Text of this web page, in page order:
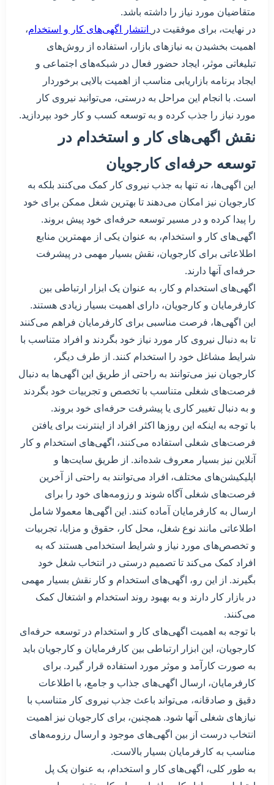
متقاضیان مورد نیاز را داشته باشد.
در نهایت، برای موفقیت در
انتشار اگهی‌های کار و استخدام،
اهمیت بخشیدن به نیازهای بازار، استفاده از روش‌های
تبلیغاتی موثر، ایجاد حضور فعال در شبکه‌های اجتماعی و
ایجاد برنامه بازاریابی مناسب از اهمیت بالایی برخوردار
است. با انجام این مراحل به درستی، می‌توانید نیروی کار
مورد نیاز را جذب کرده و به توسعه کسب و کار خود بپردازید.
نقش اگهی‌های کار و استخدام در
توسعه حرفه‌ای کارجویان
این اگهی‌ها، نه تنها به جذب نیروی کار کمک می‌کنند بلکه به
کارجویان نیز امکان می‌دهند تا بهترین شغل ممکن برای خود
را پیدا کرده و در مسیر توسعه حرفه‌ای خود پیش بروند.
اگهی‌های کار و استخدام، به عنوان یکی از مهمترین منابع
اطلاعاتی برای کارجویان، نقش بسیار مهمی در پیشرفت
حرفه‌ای آنها دارند.
اگهی‌های استخدام و کار، به عنوان یک ابزار ارتباطی بین
کارفرمایان و کارجویان، دارای اهمیت بسیار زیادی هستند.
این اگهی‌ها، فرصت مناسبی برای کارفرمایان فراهم می‌کنند
تا به دنبال نیروی کار مورد نیاز خود بگردند و افراد متناسب با
شرایط مشاغل خود را استخدام کنند. از طرف دیگر،
کارجویان نیز می‌توانند به راحتی از طریق این اگهی‌ها به دنبال
فرصت‌های شغلی متناسب با تخصص و تجربیات خود بگردند
و به دنبال تغییر کاری یا پیشرفت حرفه‌ای خود بروند.
با توجه به اینکه این روزها اکثر افراد از اینترنت برای یافتن
فرصت‌های شغلی استفاده می‌کنند، اگهی‌های استخدام و کار
آنلاین نیز بسیار معروف شده‌اند. از طریق سایت‌ها و
اپلیکیشن‌های مختلف، افراد می‌توانند به راحتی از آخرین
فرصت‌های شغلی آگاه شوند و رزومه‌های خود را برای
ارسال به کارفرمایان آماده کنند. این اگهی‌ها معمولا شامل
اطلاعاتی مانند نوع شغل، محل کار، حقوق و مزایا، تجربیات
و تخصص‌های مورد نیاز و شرایط استخدامی هستند که به
افراد کمک می‌کند تا تصمیم درستی در انتخاب شغل خود
بگیرند. از این رو، اگهی‌های استخدام و کار نقش بسیار مهمی
در بازار کار دارند و به بهبود روند استخدام و اشتغال کمک
می‌کنند.
با توجه به اهمیت اگهی‌های کار و استخدام در توسعه حرفه‌ای
کارجویان، این ابزار ارتباطی بین کارفرمایان و کارجویان باید
به صورت کارآمد و موثر مورد استفاده قرار گیرد. برای
کارفرمایان، ارسال اگهی‌های جذاب و جامع، با اطلاعات
دقیق و صادقانه، می‌تواند باعث جذب نیروی کار متناسب با
نیازهای شغلی آنها شود. همچنین، برای کارجویان نیز اهمیت
انتخاب درست از بین اگهی‌های موجود و ارسال رزومه‌های
مناسب به کارفرمایان بسیار بالاست.
به طور کلی، اگهی‌های کار و استخدام، به عنوان یک پل